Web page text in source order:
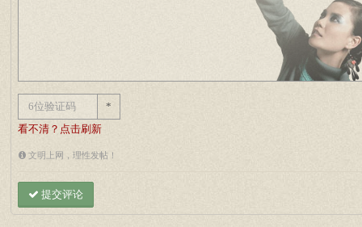
*
看不清？点击刷新
文明上网，理性发帖！
提交评论